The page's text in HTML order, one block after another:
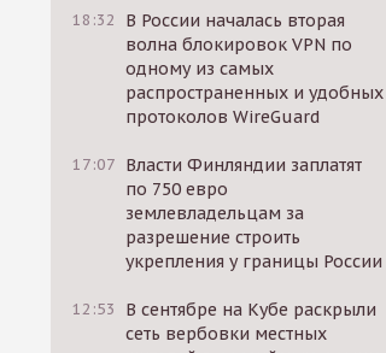
18:32
В России началась вторая
волна блокировок VPN по
одному из самых
распространенных и удобных
протоколов WireGuard
17:07 Власти Финляндии заплатят
по 750 евро
землевладельцам за
разрешение строить
укрепления у границы России
12:53
В сентябре на Кубе раскрыли
сеть вербовки местных